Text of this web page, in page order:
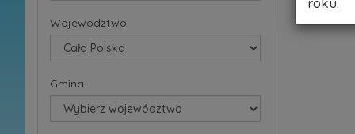
Województwo
Gmina